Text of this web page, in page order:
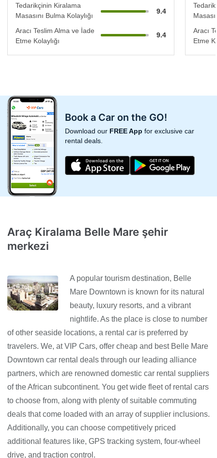
Tedarikçinin Kiralama
Masasını Bulma Kolaylığı
9.4
Aracı Teslim Alma ve İade
Etme Kolaylığı
9.4
Aracı
Etme
Book a Car on the GO!
Download our FREE App for exclusive car
rental deals.
Araç Kiralama Belle Mare şehir
merkezi
A popular tourism destination, Belle
Mare Downtown is known for its natural
beauty, luxury resorts, and a vibrant
nightlife. As the place is close to number
of other seaside locations, a rental car is preferred by
travelers. We, at VIP Cars, offer cheap and best Belle Mare
Downtown car rental deals through our leading alliance
partners, which are renowned domestic car rental suppliers
of the African subcontinent. You get wide fleet of rental cars
to choose from, along with plenty of suitable commuting
deals that come loaded with an array of supplier inclusions.
Additionally, you can choose competitively priced
additional features like, GPS tracking system, four-wheel
drive, and traction control.